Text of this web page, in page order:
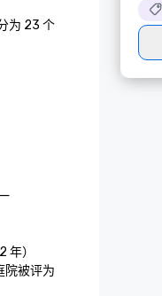
为 23 个
年）
院被评为